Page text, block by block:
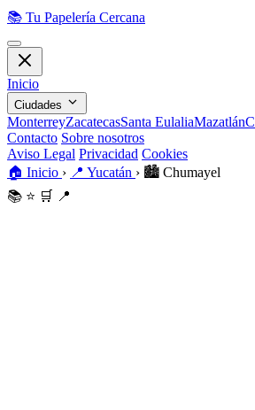
📚 Tu Papelería Cercana
Inicio
Ciudades
MonterreyZacatecasSanta EulaliaMazatlán
Contacto Sobre nosotros
Aviso Legal Privacidad Cookies
🏠 Inicio › 📍 Yucatán › 🏙️ Chumayel
📚 ⭐ 🛒 📍